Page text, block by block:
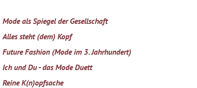
Mode als Spiegel der Gesellschaft
Alles steht (dem) Kopf
Future Fashion (Mode im 3. Jahrhundert)
Ich und Du - das Mode Duett
Reine K(n)opfsache